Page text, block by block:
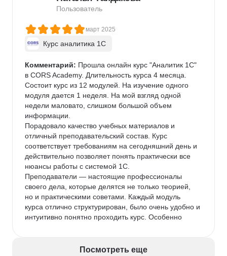
Пользователь
март 2025
Курс аналитика 1C
Комментарий: Прошла онлайн курс "Аналитик 1С"
в CORS Academy. Длительность курса 4 месяца.
Состоит курс из 12 модулей. На изучение одного
модуля дается 1 неделя. На мой взгляд одной
недели маловато, слишком большой объем
информации.
Порадовало качество учебных материалов и
отличный преподавательский состав. Курс
соответствует требованиям на сегодняшний день и
действительно позволяет понять практически все
нюансы работы с системой 1С.
Преподаватели — настоящие профессионалы
своего дела, которые делятся не только теорией,
но и практическими советами. Каждый модуль
курса отлично структурирован, было очень удобно и
интуитивно понятно проходить курс. Особенно
использовать инструменты на реальных примерах.
Посмотреть еще